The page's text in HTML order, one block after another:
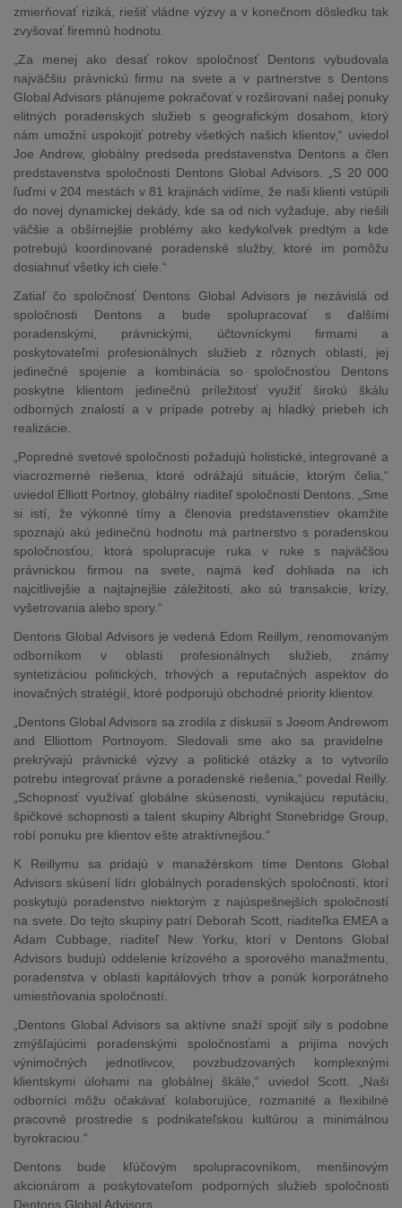
zmierňovať riziká, riešiť vládne výzvy a v konečnom dôsledku tak
zvyšovať firemnú hodnotu.
„Za menej ako desať rokov spoločnosť Dentons vybudovala
najväčšiu právnickú firmu na svete a v partnerstve s Dentons
Global Advisors plánujeme pokračovať v rozširovaní našej ponuky
elitných poradenských služieb s geografickým dosahom, ktorý
nám umožní uspokojiť potreby všetkých našich klientov,“ uviedol
Joe Andrew, globálny predseda predstavenstva Dentons a člen
predstavenstva spoločnosti Dentons Global Advisors. „S 20 000
ľuďmi v 204 mestách v 81 krajinách vidíme, že naši klienti vstúpili
do novej dynamickej dekády, kde sa od nich vyžaduje, aby riešili
väčšie a obšírnejšie problémy ako kedykoľvek predtým a kde
potrebujú koordinované poradenské služby, ktoré im pomôžu
dosiahnuť všetky ich ciele.“
Zatiaľ čo spoločnosť Dentons Global Advisors je nezávislá od
spoločnosti Dentons a bude spolupracovať s ďalšími
poradenskými, právnickými, účtovníckymi firmami a
poskytovateľmi profesionálnych služieb z rôznych oblastí, jej
jedinečné spojenie a kombinácia so spoločnosťou Dentons
poskytne klientom jedinečnú príležitosť využiť širokú škálu
odborných znalostí a v prípade potreby aj hladký priebeh ich
realizácie.
„Popredné svetové spoločnosti požadujú holistické, integrované a
viacrozmerné riešenia, ktoré odrážajú situácie, ktorým čelia,“
uviedol Elliott Portnoy, globálny riaditeľ spoločnosti Dentons. „Sme
si istí, že výkonné tímy a členovia predstavenstiev okamžite
spoznajú akú jedinečnú hodnotu má partnerstvo s poradenskou
spoločnosťou, ktorá spolupracuje ruka v ruke s najväčšou
právnickou firmou na svete, najmä keď dohliada na ich
najcitlivejšie a najtajnejšie záležitosti, ako sú transakcie, krízy,
vyšetrovania alebo spory.“
Dentons Global Advisors je vedená Edom Reillym, renomovaným
odborníkom v oblasti profesionálnych služieb, známy
syntetizáciou politických, trhových a reputačných aspektov do
inovačných stratégií, ktoré podporujú obchodné priority klientov.
„Dentons Global Advisors sa zrodila z diskusií s Joeom Andrewom
and Elliottom Portnoyom. Sledovali sme ako sa pravidelne
prekrývajú právnické výzvy a politické otázky a to vytvorilo
potrebu integrovať právne a poradenské riešenia,“ povedal Reilly.
„Schopnosť využívať globálne skúsenosti, vynikajúcu reputáciu,
špičkové schopnosti a talent skupiny Albright Stonebridge Group,
robí ponuku pre klientov ešte atraktívnejšou.“
K Reillymu sa pridajú v manažérskom tíme Dentons Global
Advisors skúsení lídri globálnych poradenských spoločností, ktorí
poskytujú poradenstvo niektorým z najúspešnejších spoločností
na svete. Do tejto skupiny patrí Deborah Scott, riaditeľka EMEA a
Adam Cubbage, riaditeľ New Yorku, ktorí v Dentons Global
Advisors budujú oddelenie krízového a sporového manažmentu,
poradenstva v oblasti kapitálových trhov a ponúk korporátneho
umiestňovania spoločností.
„Dentons Global Advisors sa aktívne snaží spojiť sily s podobne
zmýšľajúcimi poradenskými spoločnosťami a prijíma nových
výnimočných jednotlivcov, povzbudzovaných komplexnými
klientskymi úlohami na globálnej škále,“ uviedol Scott. „Naši
odborníci môžu očakávať kolaborujúce, rozmanité a flexibilné
pracovné prostredie s podnikateľskou kultúrou a minimálnou
byrokraciou.“
Dentons bude kľúčovým spolupracovníkom, menšinovým
akcionárom a poskytovateľom podporných služieb spoločnosti
Dentons Global Advisors.